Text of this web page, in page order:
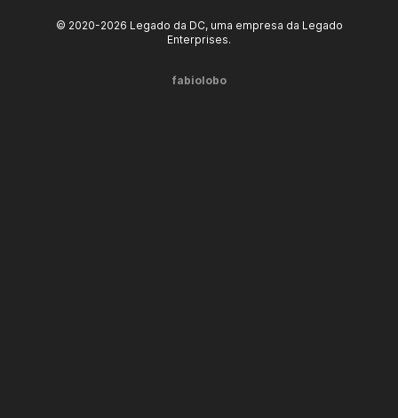
© 2020-2026 Legado da DC, uma empresa da Legado
Enterprises.
fabiolobo